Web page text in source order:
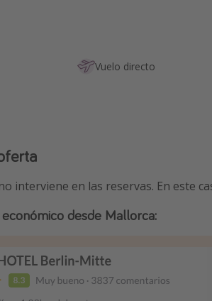
Vuelo directo
interviene en las reservas. En este
desde Mallorca: